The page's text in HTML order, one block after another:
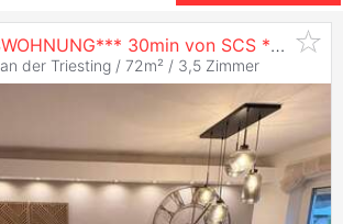
***EIGENTUMSWOHNUNG*** 30min von SCS ***NATUR*** ***GARTEN***
an der Triesting / 72m² / 3,5 Zimmer